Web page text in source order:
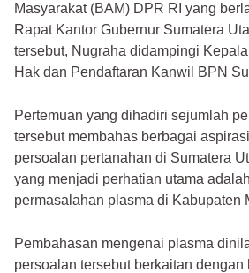
Masyarakat (BAM) DPR RI yang
Rapat Kantor Gubernur Sumatera
tersebut, Nugraha didampingi
Hak dan Pendaftaran Kanwil BPN
Pertemuan yang dihadiri sejumlah
tersebut membahas berbagai
persoalan pertanahan di Sumatera
yang menjadi perhatian utama
permasalahan plasma di Kabupaten
Pembahasan mengenai plasma
persoalan tersebut berkaitan dengan